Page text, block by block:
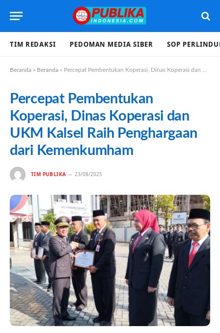
TIM REDAKSI PEDOMAN MEDIA SIBER SOP
Beranda » Beranda » Percepat Pembentukan Koperasi, Dinas Koperasi dan UKM Kalsel Raih Penghargaan dari Kemenkumham
Percepat Pembentukan
Koperasi, Dinas Koperasi dan
UKM Kalsel Raih Penghargaan
dari Kemenkumham
TIM PUBLIKA 23/08/2025